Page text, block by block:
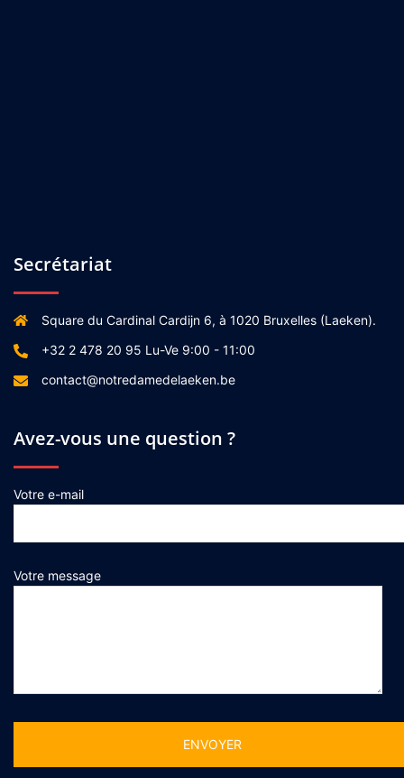
Secrétariat
Square du Cardinal Cardijn 6, à 1020 Bruxelles (Laeken).
+32 2 478 20 95 Lu-Ve 9:00 - 11:00
contact@notredamedelaeken.be
Avez-vous une question ?
Votre e-mail
Votre message